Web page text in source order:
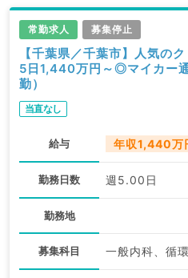
常勤求人 募集停止
【千葉県／千葉市】人気の
5日1,440万円～◎マイカー
勤）
当直なし
給与 年収1,440万
勤務日数 週5.00日
勤務地
募集科目